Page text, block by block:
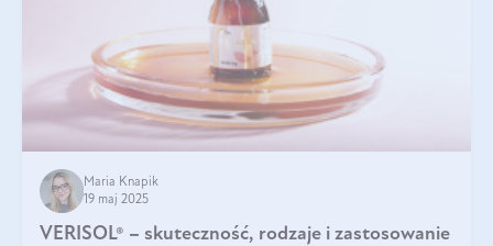
Maria Knapik
19 maj 2025
VERISOL® – skuteczność, rodzaje i zastosowanie